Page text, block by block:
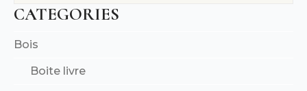
CATEGORIES
Bois
Boite livre